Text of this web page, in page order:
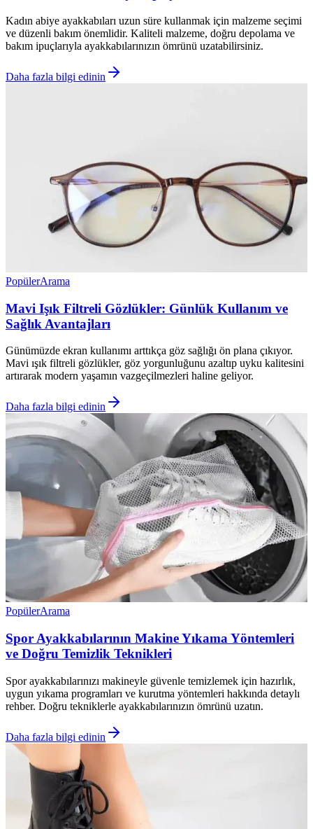
Kadın abiye ayakkabıları uzun süre kullanmak için malzeme seçimi
ve düzenli bakım önemlidir. Kaliteli malzeme, doğru depolama ve
bakım ipuçlarıyla ayakkabılarınızın ömrünü uzatabilirsiniz.
Daha fazla bilgi edinin
PopülerArama
Mavi Işık Filtreli Gözlükler: Günlük Kullanım ve
Sağlık Avantajları
Günümüzde ekran kullanımı arttıkça göz sağlığı ön plana çıkıyor.
Mavi ışık filtreli gözlükler, göz yorgunluğunu azaltıp uyku kalitesini
artırarak modern yaşamın vazgeçilmezleri haline geliyor.
Daha fazla bilgi edinin
PopülerArama
Spor Ayakkabılarının Makine Yıkama Yöntemleri
ve Doğru Temizlik Teknikleri
Spor ayakkabılarınızı makineyle güvenle temizlemek için hazırlık,
uygun yıkama programları ve kurutma yöntemleri hakkında detaylı
rehber. Doğru tekniklerle ayakkabılarınızın ömrünü uzatın.
Daha fazla bilgi edinin